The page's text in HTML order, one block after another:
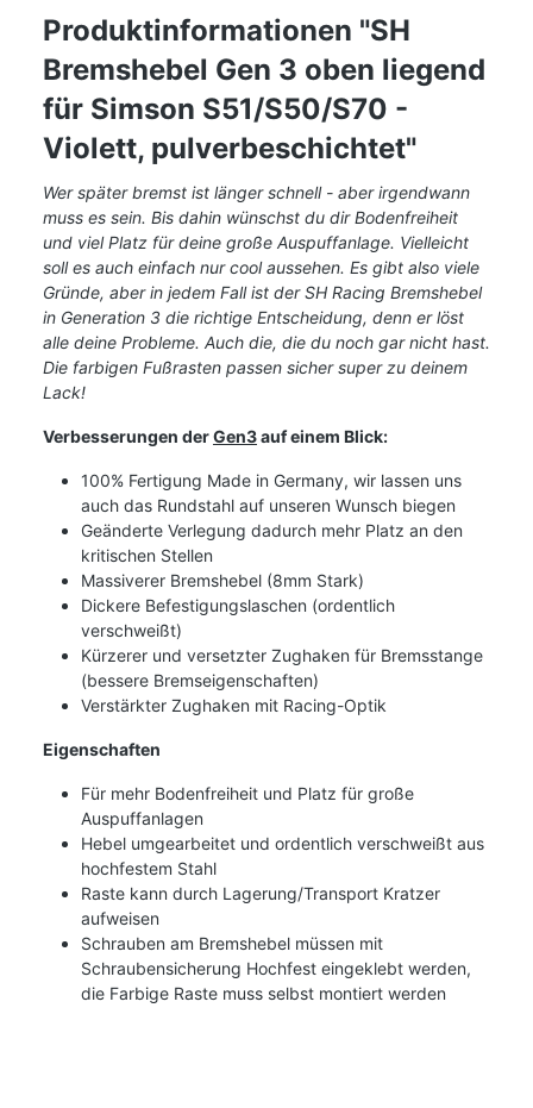
Produktinformationen "SH
Bremshebel Gen 3 oben liegend
für Simson S51/S50/S70 -
Violett, pulverbeschichtet"
Wer später bremst ist länger schnell - aber irgendwann
muss es sein. Bis dahin wünschst du dir Bodenfreiheit
und viel Platz für deine große Auspuffanlage. Vielleicht
soll es auch einfach nur cool aussehen. Es gibt also viele
Gründe, aber in jedem Fall ist der SH Racing Bremshebel
in Generation 3 die richtige Entscheidung, denn er löst
alle deine Probleme. Auch die, die du noch gar nicht hast.
Die farbigen Fußrasten passen sicher super zu deinem
Lack!
Verbesserungen derGen3auf einem Blick:
100% Fertigung Made in Germany, wir lassen uns
auch das Rundstahl auf unseren Wunsch biegen
Geänderte Verlegung dadurch mehr Platz an den
kritischen Stellen
Massiverer Bremshebel (8mm Stark)
Dickere Befestigungslaschen (ordentlich
verschweißt)
Kürzerer und versetzter Zughaken für Bremsstange
(bessere Bremseigenschaften)
Verstärkter Zughaken mit Racing-Optik
Eigenschaften
Für mehr Bodenfreiheit und Platz für große
Auspuffanlagen
Hebel umgearbeitet und ordentlich verschweißt aus
hochfestem Stahl
Raste kann durch Lagerung/Transport Kratzer
aufweisen
Schrauben am Bremshebel müssen mit
Schraubensicherung Hochfest eingeklebt werden,
die Farbige Raste muss selbst montiert werden